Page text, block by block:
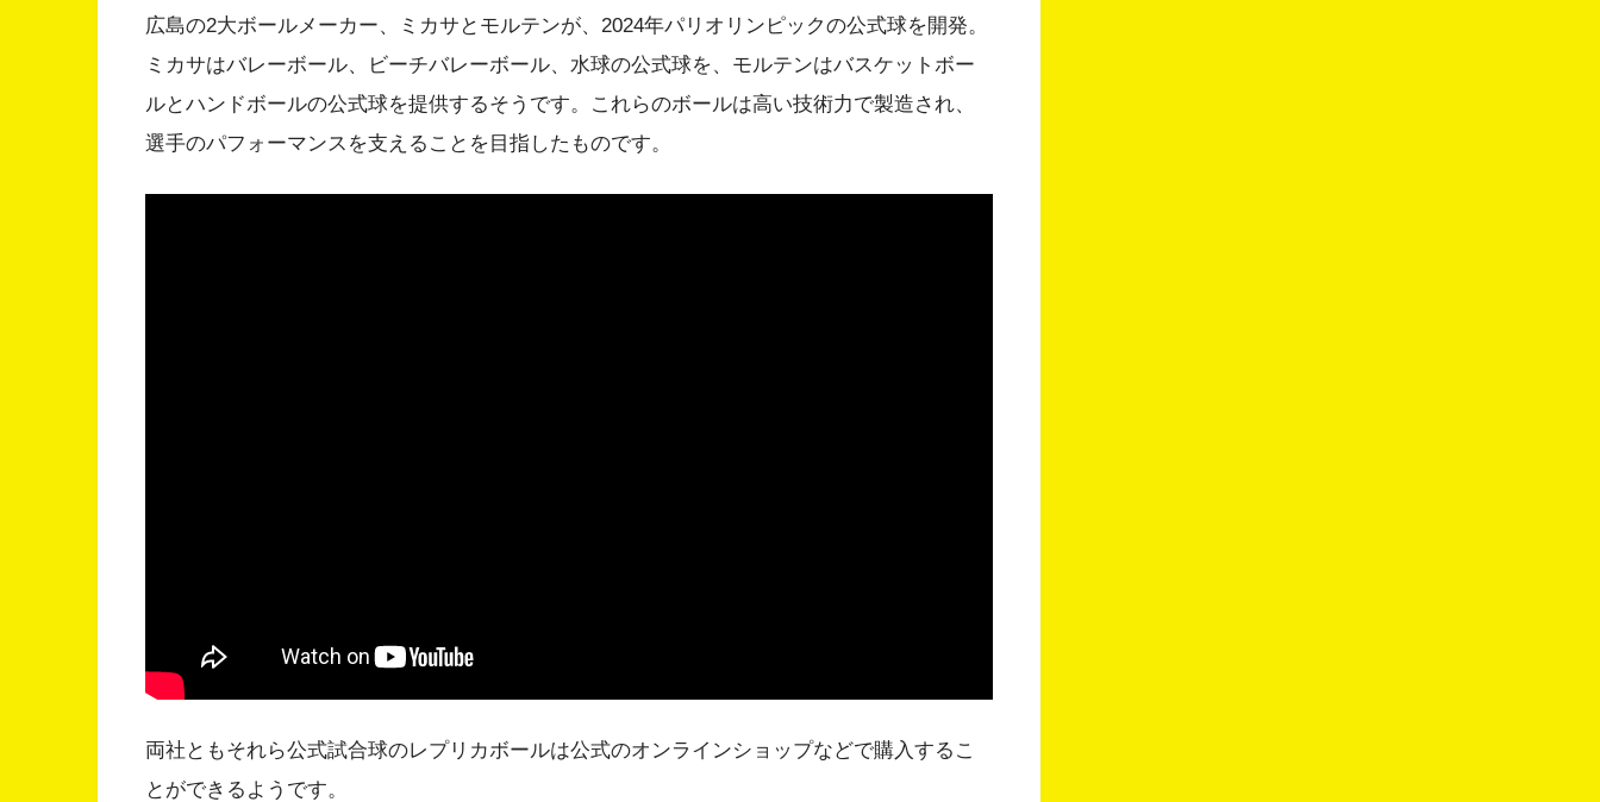
広島の2大ボールメーカー、ミカサとモルテンが、2024年パリオリンピックの公式球を開発。
ミカサはバレーボール、ビーチバレーボール、水球の公式球を、モルテンはバスケットボー
ルとハンドボールの公式球を提供するそうです。これらのボールは高い技術力で製造され、
選手のパフォーマンスを支えることを目指したものです。
両社ともそれら公式試合球のレプリカボールは公式のオンラインショップなどで購入するこ
とができるようです。